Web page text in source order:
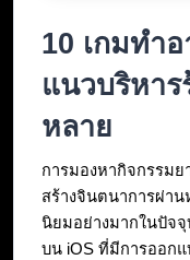
10 เกมทำ
แนวบริหา
หลาย
การมองหากิจกรรมย
สร้างจินตนาการผ่า
นิยมอย่างมากในปัจจุ
บน iOS ที่มีการออกแ